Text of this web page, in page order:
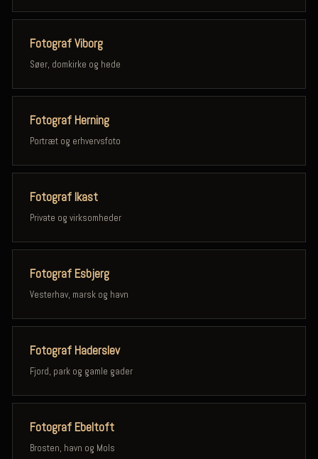
Fotograf Viborg
Søer, domkirke og hede
Fotograf Herning
Portræt og erhvervsfoto
Fotograf Ikast
Private og virksomheder
Fotograf Esbjerg
Vesterhav, marsk og havn
Fotograf Haderslev
Fjord, park og gamle gader
Fotograf Ebeltoft
Brosten, havn og Mols